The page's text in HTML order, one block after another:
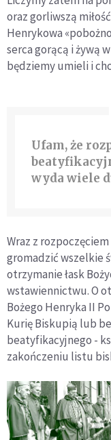
oraz gorliwszą
Henrykowa
serca gorącą i żywą
będziemy umieli i
Ufam, że
wyda wiele
Wraz z
gromadzić wszelkie
otrzymanie łask
wstawiennictwu. O
Bożego Henryka II
Kurię Biskupią lub
beatyfikacyjnego -
zakończeniu listu